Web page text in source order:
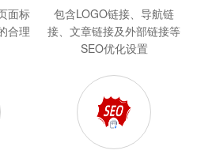
面标
合理
包含LOGO链接、导航链
接、文章链接及外部链接等
SEO优化设置